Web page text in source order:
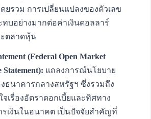
ยรวม การเปลี่ยนแปลงของตัวเลข
ทบอย่างมากต่อค่าเงินดอลลาร์
ตลาดหุ้น
(Federal Open Market
Statement): แถลงการณ์นโยบาย
งธนาคารกลางสหรัฐฯ ซึ่งรวมถึง
เรื่องอัตราดอกเบี้ยและทิศทาง
รเงินในอนาคต เป็นปัจจัยสำคัญที่